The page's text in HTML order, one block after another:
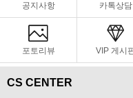
공지사항 카톡상담
포토리뷰 VIP 게시
CS CENTER